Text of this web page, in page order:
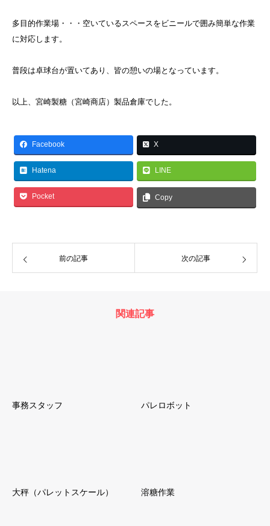
多目的作業場・・・空いているスペースをビニールで囲み簡単な作業
に対応します。
普段は卓球台が置いてあり、皆の憩いの場となっています。
以上、宮崎製糖（宮崎商店）製品倉庫でした。
Facebook X
Hatena LINE
Pocket Copy
前の記事 次の記事
関連記事
事務スタッフ パレロボット
大秤（パレットスケール） 溶糖作業